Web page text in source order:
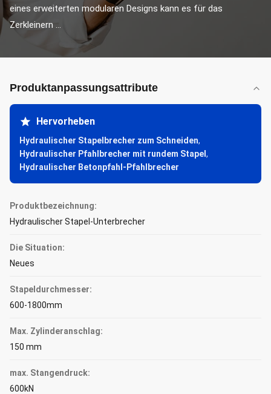
eines erweiterten modularen Designs kann es für das
Zerkleinern ...
Produktanpassungsattribute
Hervorheben
Hydraulischer Stapelbrecher zum Schneiden,
Hydraulischer Pfahlbrecher mit rundem Stapel ,
Hydraulischer Betonpfahl-Pfahlbrecher
Produktbezeichnung:
Hydraulischer Stapel-Unterbrecher
Die Situation:
Neues
Stapeldurchmesser:
600-1800mm
Max. Zylinderanschlag:
150 mm
max. Stangendruck:
600kN